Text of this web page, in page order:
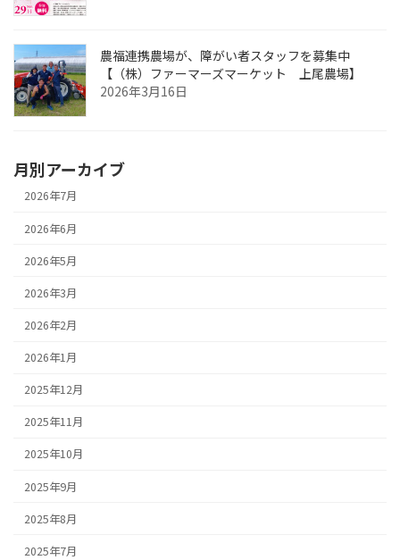
農福連携農場が、障がい者スタッフを募集中
【（株）ファーマーズマーケット 上尾農場】
2026年3月16日
月別アーカイブ
2026年7月
2026年6月
2026年5月
2026年3月
2026年2月
2026年1月
2025年12月
2025年11月
2025年10月
2025年9月
2025年8月
2025年7月